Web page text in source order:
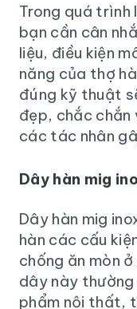
Trong quá trình
bạn cần cân
liệu, điều kiện
năng của thợ
đúng kỹ thuật
đẹp, chắc
các tác nhân
Dây hàn mig
Dây hàn mig
hàn các cấu
chống ăn mòn
dây này thường
phẩm nội thất,